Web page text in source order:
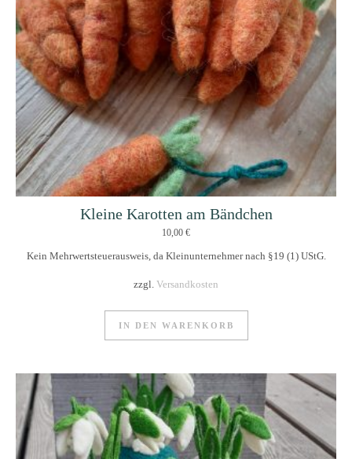
Kleine Karotten am Bändchen
10,00 €
Kein Mehrwertsteuerausweis, da Kleinunternehmer nach §19 (1) UStG.
zzgl. Versandkosten
IN DEN WARENKORB